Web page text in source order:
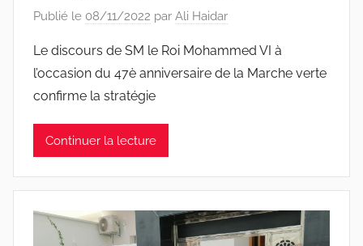
Publié le 08/11/2022 par Ali Haidar
Le discours de SM le Roi Mohammed VI à
l’occasion du 47è anniversaire de la Marche verte
confirme la stratégie
Continuer la lecture